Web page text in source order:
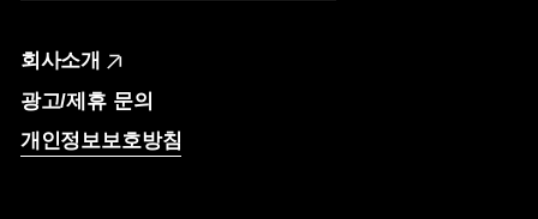
회사소개
광고/제휴 문의
개인정보보호방침